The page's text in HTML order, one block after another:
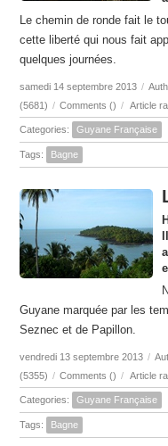
Le chemin de ronde fait le
cette liberté qui nous fait
quelques journées.
samedi 14 septembre 2013 /
(5681) / Comments () / Article
Categories: Guyane Française
Tags: Bagne
Guyane marquée par les
Seznec et de Papillon.
vendredi 13 septembre 2013 /
(5355) / Comments () / Article
Categories: Guyane Française
Tags: Bagne